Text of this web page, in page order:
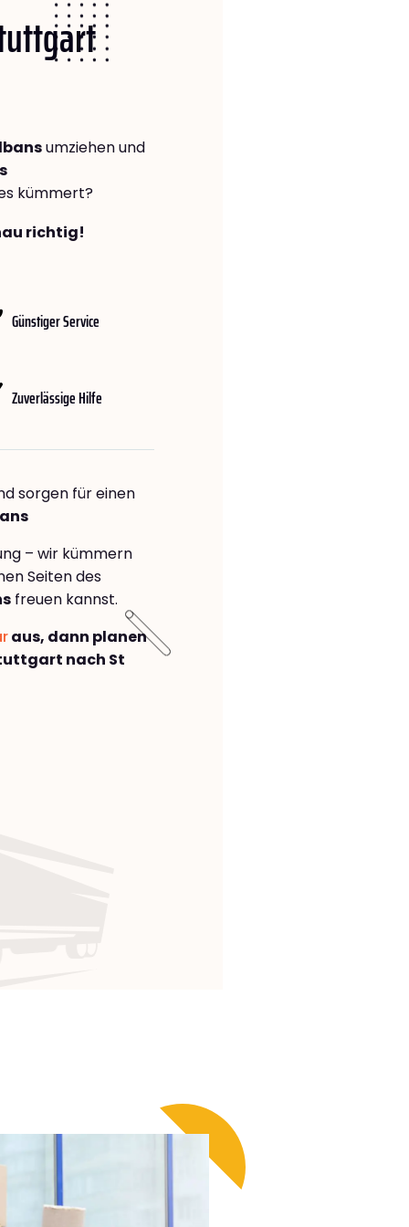
umziehen und
kümmert?
richtig!
Günstiger Service
Zuverlässige Hilfe
sorgen für einen
– wir kümmern
Seiten des
freuen kannst.
aus, dann planen
nach St